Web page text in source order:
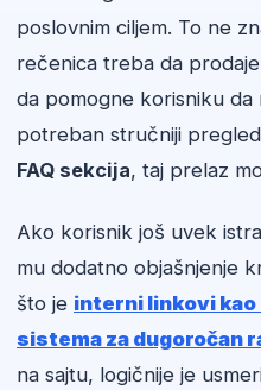
poslovnim ciljem. To ne
rečenica treba da
da pomogne korisniku da
potreban stručniji
FAQ sekcija, taj prelaz
Ako korisnik još uvek
mu dodatno objašnjenje
što je interni linkovi kao
sistema za dugoročan
na sajtu, logičnije je